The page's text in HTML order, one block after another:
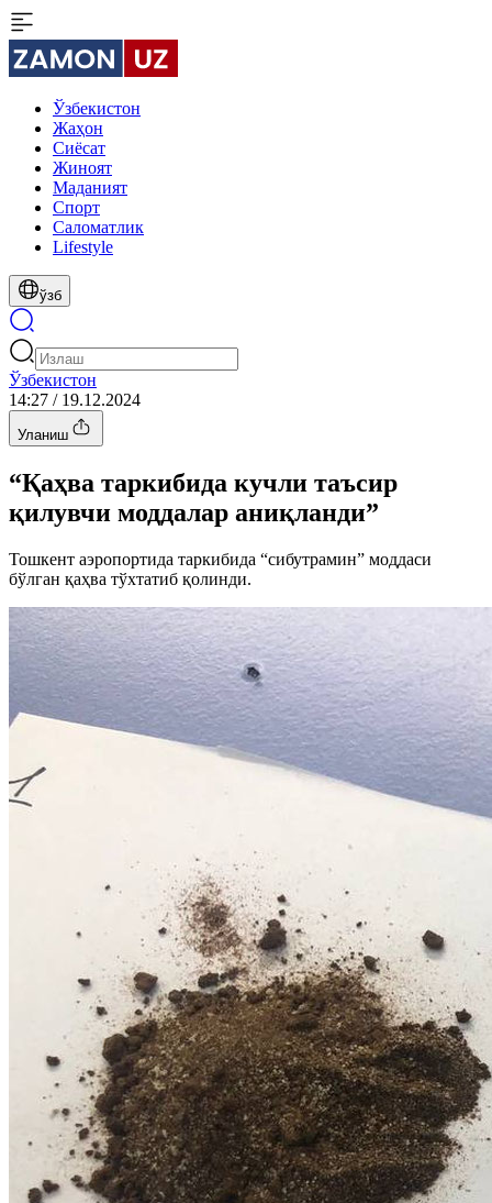
Ўзбекистон
Жаҳон
Сиёсат
Жиноят
Маданият
Спорт
Cаломатлик
Lifestyle
ўзб
Ўзбекистон
14:27 / 19.12.2024
Уланиш
“Қаҳва таркибида кучли таъсир
қилувчи моддалар аниқланди”
Тошкент аэропортида таркибида “сибутрамин” моддаси
бўлган қаҳва тўхтатиб қолинди.